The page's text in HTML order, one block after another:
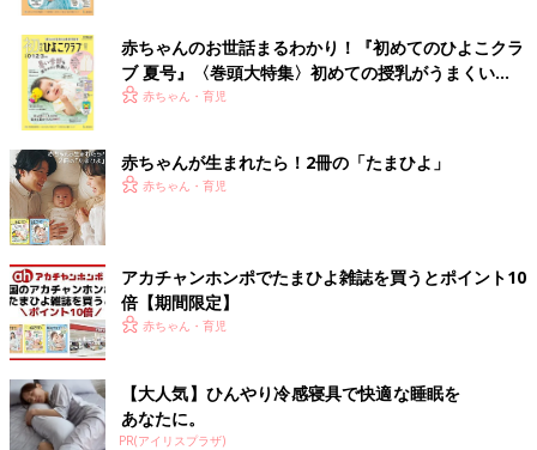
出典：Instagramアカウント「ie__3m」
mikuさんがニトリで購入したのは、マルチラックとスチールラ
ックです。左側のマルチラックには
ールラックには私服やパジャマ類を収納しているみたい。「ハン
ガーより畳んで収納派」のお子さんの意見を取り入れたお支度ス
ペースのようです。
赤ちゃんのお世話まるわかり！『初めてのひよこクラ
ブ 夏号』〈巻頭大特集〉初めての授乳がうまくい
く！ おっぱい・ミルクの基本と夏のトラブル 解決テ
赤ちゃん・育児
赤ちゃんが生まれたら！2冊の「たまひよ」
赤ちゃん・育児
アカチャンホンポでたまひよ雑誌を買うとポイント10
倍【期間限定】
赤ちゃん・育児
【大人気】ひんやり冷感寝具で快適な睡眠を
あなたに。
PR(アイリスプラザ)